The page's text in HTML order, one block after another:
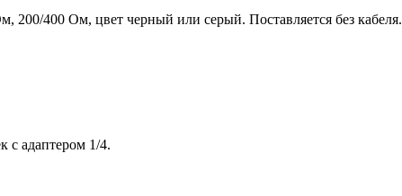
400 Ом, цвет черный или серый. Поставляется без кабеля.
с адаптером 1/4.